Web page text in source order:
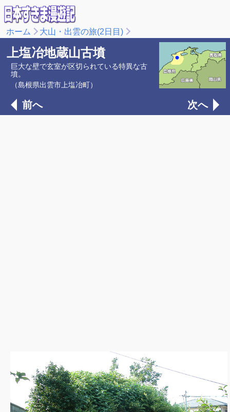
ホーム 大山・出雲の旅(2日目)
上塩冶地蔵山古墳
巨大な壁で玄室が区切られている特異な古
墳。
（島根県出雲市上塩冶町）
前へ 次へ